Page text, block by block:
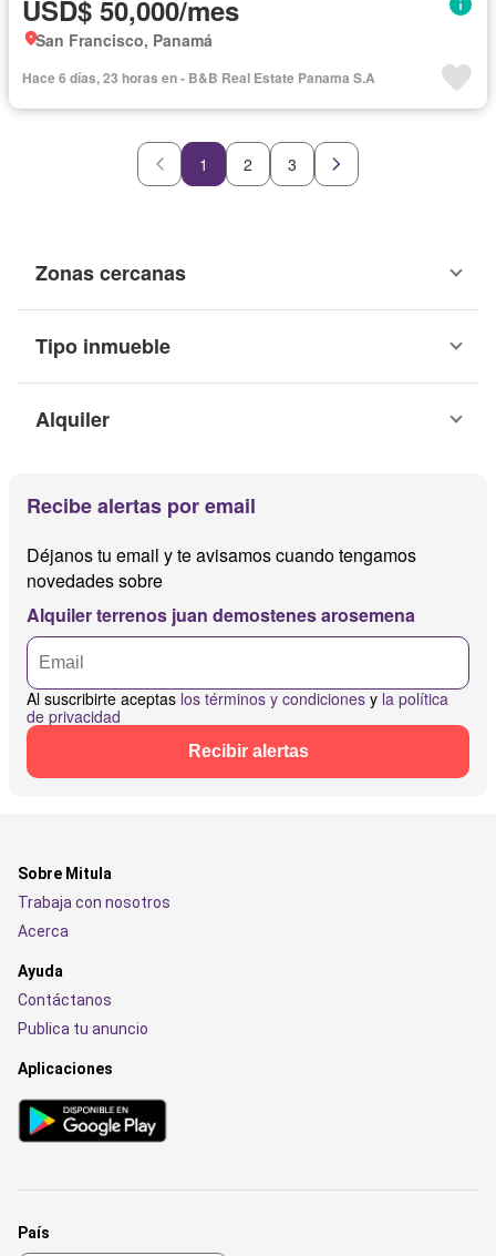
USD$ 50,000/mes
San Francisco, Panamá
Hace 6 días, 23 horas en - B&B Real Estate Panama S.A
1 2 3
Zonas cercanas
Tipo inmueble
Alquiler
Recibe alertas por email
Déjanos tu email y te avisamos cuando tengamos
novedades sobre
Alquiler terrenos juan demostenes arosemena
Al suscribirte aceptas los términos y condiciones y la política
de privacidad
Recibir alertas
Sobre Mitula
Trabaja con nosotros
Acerca
Ayuda
Contáctanos
Publica tu anuncio
Aplicaciones
País